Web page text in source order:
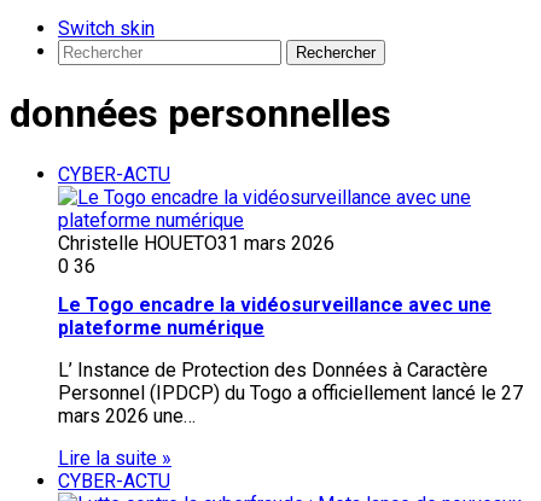
Switch skin
Rechercher
données personnelles
CYBER-ACTU
Christelle HOUETO31 mars 2026
0 36
Le Togo encadre la vidéosurveillance avec une
plateforme numérique
L’ Instance de Protection des Données à Caractère
Personnel (IPDCP) du Togo a officiellement lancé le 27
mars 2026 une…
Lire la suite »
CYBER-ACTU